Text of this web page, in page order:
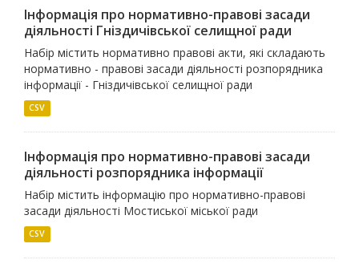
Інформація про нормативно-правові засади
діяльності Гніздичівської селищної ради
Набір містить нормативно правові акти, які складають
нормативно - правові засади діяльності розпорядника
інформації - Гніздичівської селищної ради
CSV
Інформація про нормативно-правові засади
діяльності розпорядника інформації
Набір містить інформацію про нормативно-правові
засади діяльності Мостиської міської ради
CSV